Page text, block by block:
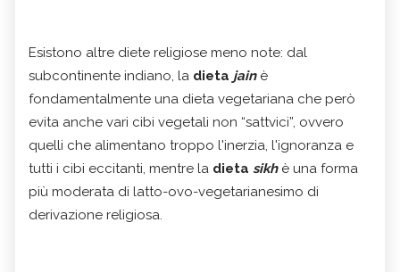
Esistono altre diete religiose meno note: dal
subcontinente indiano, la dieta jainè
fondamentalmente una dieta vegetariana che però
evita anche vari cibi vegetali non “sattvici”, ovvero
quelli che alimentano troppo l'inerzia, l'ignoranza e
tutti i cibi eccitanti, mentre la dieta sikhè una forma
più moderata di latto-ovo-vegetarianesimo di
derivazione religiosa.